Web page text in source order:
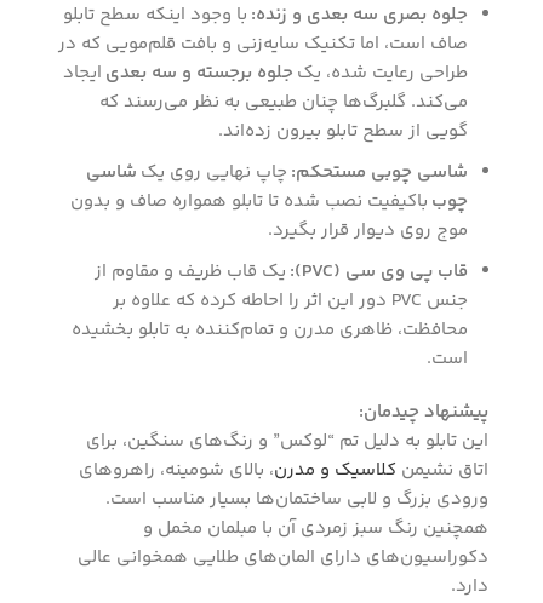
جلوه بصری سه بعدی و زنده: با وجود اینکه سطح تابلو
صاف است، اما تکنیک سایه‌زنی و بافت قلم‌مویی که در
طراحی رعایت شده، یک جلوه برجسته و سه بعدی ایجاد
می‌کند. گلبرگ‌ها چنان طبیعی به نظر می‌رسند که
گویی از سطح تابلو بیرون زده‌اند.
شاسی چوبی مستحکم: چاپ نهایی روی یک شاسی
چوب باکیفیت نصب شده تا تابلو همواره صاف و بدون
موج روی دیوار قرار بگیرد.
قاب پی وی سی (PVC):
یک قاب ظریف و مقاوم از
جنس PVC دور این اثر را احاطه کرده که علاوه بر
محافظت، ظاهری مدرن و تمام‌کننده به تابلو بخشیده
است.
پیشنهاد چیدمان:
این تابلو به دلیل تم “لوکس” و رنگ‌های سنگین، برای
اتاق نشیمن کلاسیک و مدرن، بالای شومینه، راهروهای
ورودی بزرگ و لابی ساختمان‌ها بسیار مناسب است.
همچنین رنگ سبز زمردی آن با مبلمان مخمل و
دکوراسیون‌های دارای المان‌های طلایی همخوانی عالی
دارد.